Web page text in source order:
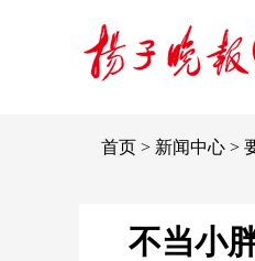
首页 > 新闻中心 >
不当小